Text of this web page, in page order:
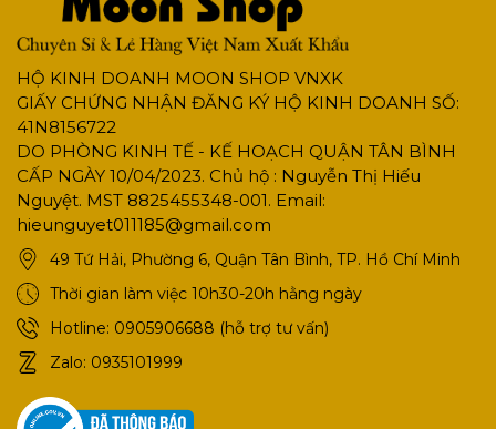
HỘ KINH DOANH MOON SHOP VNXK
GIẤY CHỨNG NHẬN ĐĂNG KÝ HỘ KINH DOANH SỐ:
41N8156722
DO PHÒNG KINH TẾ - KẾ HOẠCH QUẬN TÂN BÌNH
CẤP NGÀY 10/04/2023. Chủ hộ : Nguyễn Thị Hiếu
Nguyệt. MST 8825455348-001. Email:
hieunguyet011185@gmail.com
49 Tứ Hải, Phường 6, Quận Tân Bình, TP. Hồ Chí Minh
Thời gian làm việc 10h30-20h hằng ngày
Hotline: 0905906688 (hỗ trợ tư vấn)
Zalo: 0935101999